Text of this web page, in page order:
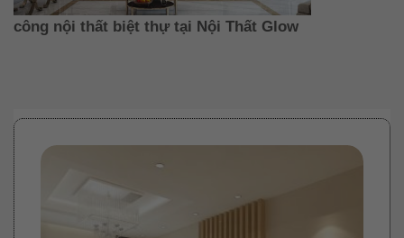
công nội thất biệt thự tại Nội Thất Glow